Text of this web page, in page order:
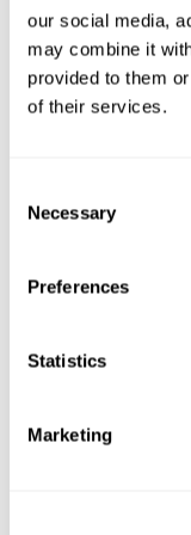
our social media,
may combine it
provided to them
of their services.
Selection
Necessary
Preferences
Statistics
Marketing
召開會議？< /
複雜的任務。
主動傾聽能力
放風箏？<大多
力。
el Entrenamiento
un estudio del
Training Improves Sleep
with Insomnia. PLoS
ensayo controlado de